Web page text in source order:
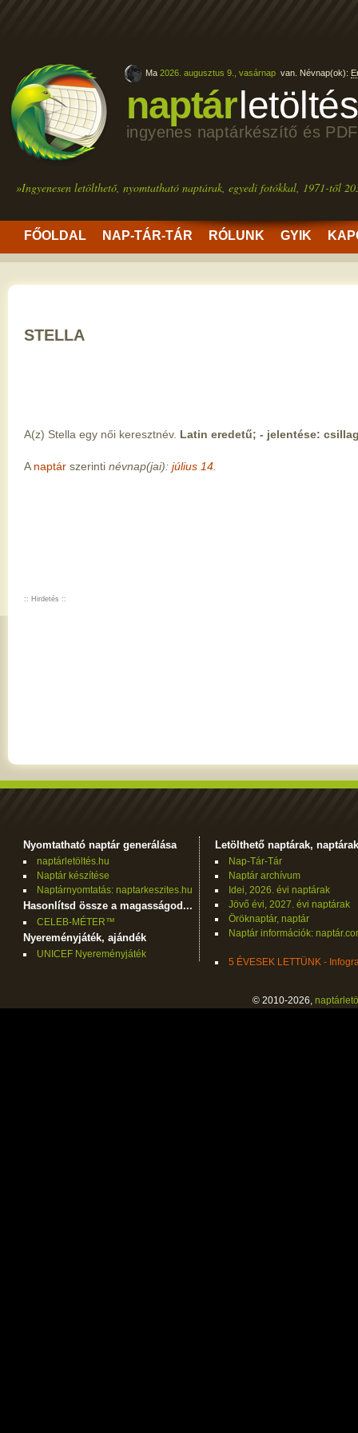
naptárletöltés
ingyenes naptárkészítő és
»Ingyenesen letölthető, nyomtatható naptárak, egyedi fotókkal, 1971-től
FŐOLDAL NAP-TÁR-TÁR RÓLUNK GYIK
Ma 2026. augusztus 9., vasárnap van. Névnap(ok):
STELLA
A(z) Stella egy női keresztnév. Latin eredetű; - jelentése:
A naptár szerinti névnap(jai): július 14.
:: Hirdetés ::
Nyomtatható naptár generálása
naptárletöltés.hu
Naptár készítése
Naptárnyomtatás: naptarkeszites.hu
Hasonlítsd össze a magasságod...
CELEB-MÉTER™
Nyereményjáték, ajándék
UNICEF Nyereményjáték
Letölthető naptárak, naptárak
Nap-Tár-Tár
Naptár archívum
Idei, 2026. évi naptárak
Jövő évi, 2027. évi naptárak
Öröknaptár, naptár
Naptár információk:
5 ÉVESEK LETTÜNK -
© 2010-2026,